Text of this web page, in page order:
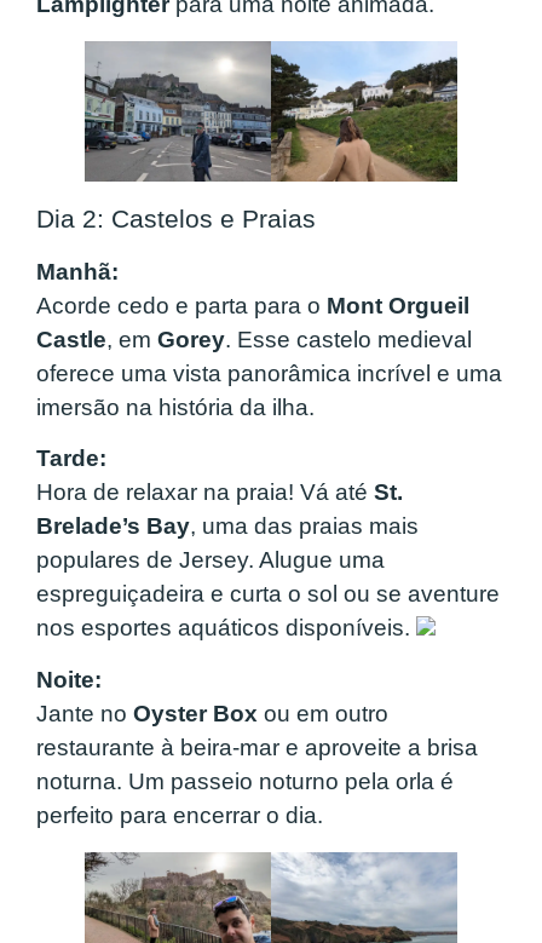
Dia 2: Castelos e Praias
Manhã:
Acorde cedo e parta para o Mont Orgueil
Castle, em Gorey. Esse castelo medieval
oferece uma vista panorâmica incrível e uma
imersão na história da ilha.
Tarde:
Hora de relaxar na praia! Vá até St.
Brelade’s Bay, uma das praias mais
populares de Jersey. Alugue uma
espreguiçadeira e curta o sol ou se aventure
nos esportes aquáticos disponíveis.
Noite:
Jante no Oyster Box ou em outro
restaurante à beira-mar e aproveite a brisa
noturna. Um passeio noturno pela orla é
perfeito para encerrar o dia.